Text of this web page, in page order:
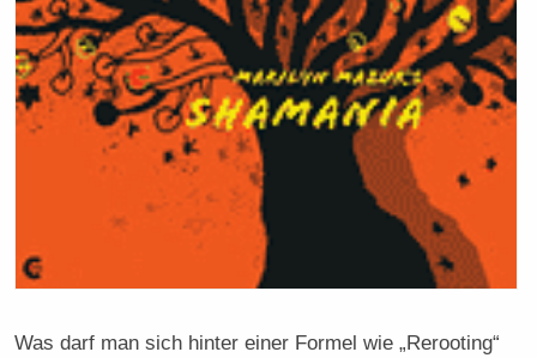
Was darf man sich hinter einer Formel wie „Rerooting“